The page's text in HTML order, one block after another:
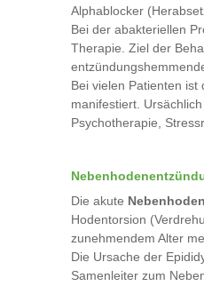
Alphablocker
Bei der abakteriellen
Therapie. Ziel der
Bei vielen Patienten
manifestiert.
Psychotherapie,
Die akute
Hodentorsion
zunehmendem Alter
Die Ursache der
Samenleiter zum